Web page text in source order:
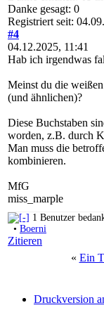
Danke gesagt: 0
Registriert seit:
#4
04.12.2025, 11:41
Hab ich irgendwas
Meinst du die
(und ähnlichen)?
Diese Buchstaben
worden, z.B. durch
Man muss die
kombinieren.
MfG
miss_marple
1 Benutzer
• Boerni
Zitieren
« Ein
Druckversion